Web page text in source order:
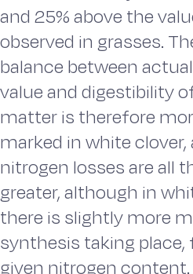
and 25% above the
observed in grasses.
balance between
value and digestibility
matter is therefore
marked in white clover,
nitrogen losses are all
greater, although in
there is slightly more
synthesis taking place,
given nitrogen content.